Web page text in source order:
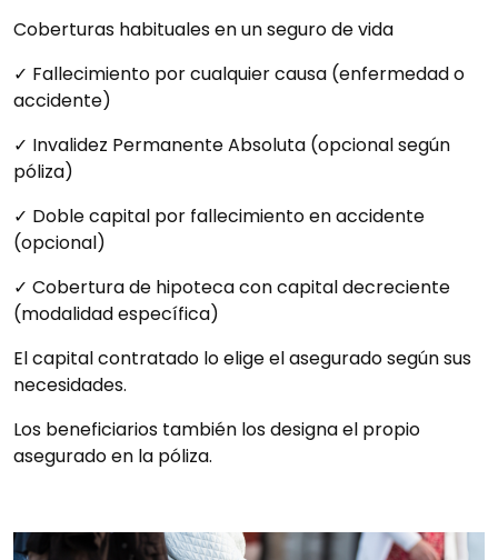
Coberturas habituales en un seguro de vida
✓ Fallecimiento por cualquier causa (enfermedad o
accidente)
✓ Invalidez Permanente Absoluta (opcional según
póliza)
✓ Doble capital por fallecimiento en accidente
(opcional)
✓ Cobertura de hipoteca con capital decreciente
(modalidad específica)
El capital contratado lo elige el asegurado según sus
necesidades.
Los beneficiarios también los designa el propio
asegurado en la póliza.